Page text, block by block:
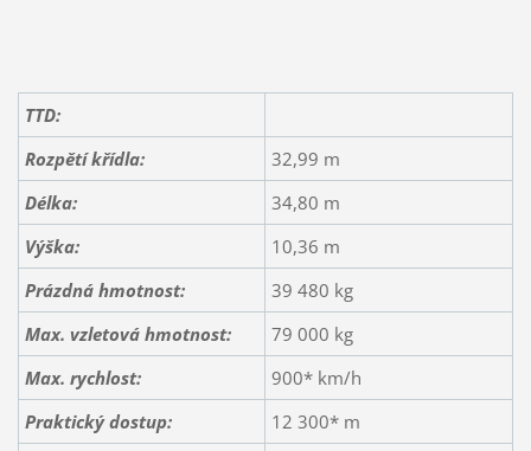
TTD:
Rozpětí křídla:
32,99 m
Délka:
34,80 m
Výška:
10,36 m
Prázdná hmotnost:
39 480 kg
Max. vzletová hmotnost:
79 000 kg
Max. rychlost:
900* km/h
Praktický dostup:
12 300* m